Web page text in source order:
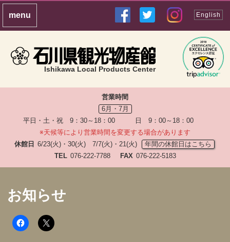
Ishikawa Local Products Center
English
営業時間
6月・7月
平日・土・祝 9：30～18：00 日 9：00～18：00
※天候等により営業時間を変更する場合があります
休館日 6/23(火)・30(火) 7/7(火)・21(火)
年間の休館日はこちら
TEL 076-222-7788 FAX 076-222-5183
お知らせ